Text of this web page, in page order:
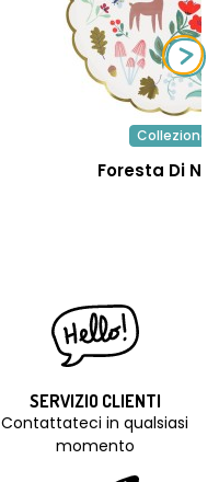
Collezione
Foresta Di
SERVIZIO CLIENTI
Contattateci in qualsiasi
momento